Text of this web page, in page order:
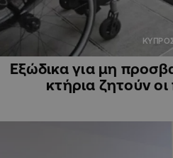
Εξώδικα για μη
κτήρια ζητούν